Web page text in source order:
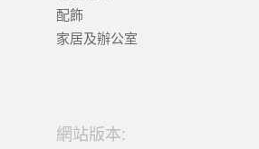
配飾
家居及辦公室
網站版本: